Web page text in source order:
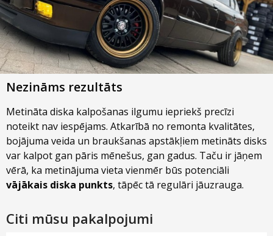
Nezināms rezultāts
Metināta diska kalpošanas ilgumu iepriekš precīzi
noteikt nav iespējams. Atkarībā no remonta kvalitātes,
bojājuma veida un braukšanas apstākļiem metināts disks
var kalpot gan pāris mēnešus, gan gadus. Taču ir jāņem
vērā, ka metinājuma vieta vienmēr būs potenciāli
vājākais diska punkts, tāpēc tā regulāri jāuzrauga.
Citi mūsu pakalpojumi